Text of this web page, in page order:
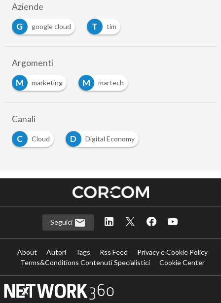
Aziende
G
google cloud T tim
Argomenti
M
marketing M martech
Canali
C
Cloud D Digital Economy
Seguici
About Autori Tags Rss Feed
Privacy e Cookie Policy
Terms&Conditions Contenuti Specialistici
Cookie Center